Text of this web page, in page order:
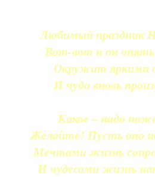
Любимый праздник
Вот-вот и он
Окружит яркими
И чудо вновь
Какое – надо
Желайте! Пусть оно
Мечтами жизнь
И чудесами жизнь